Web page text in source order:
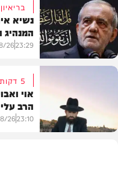
תוכן שיווקי
בעולם
נשיא
המנהיג
23:29
26
5 דקות באור החיים
אוי
הרב
23:10
26